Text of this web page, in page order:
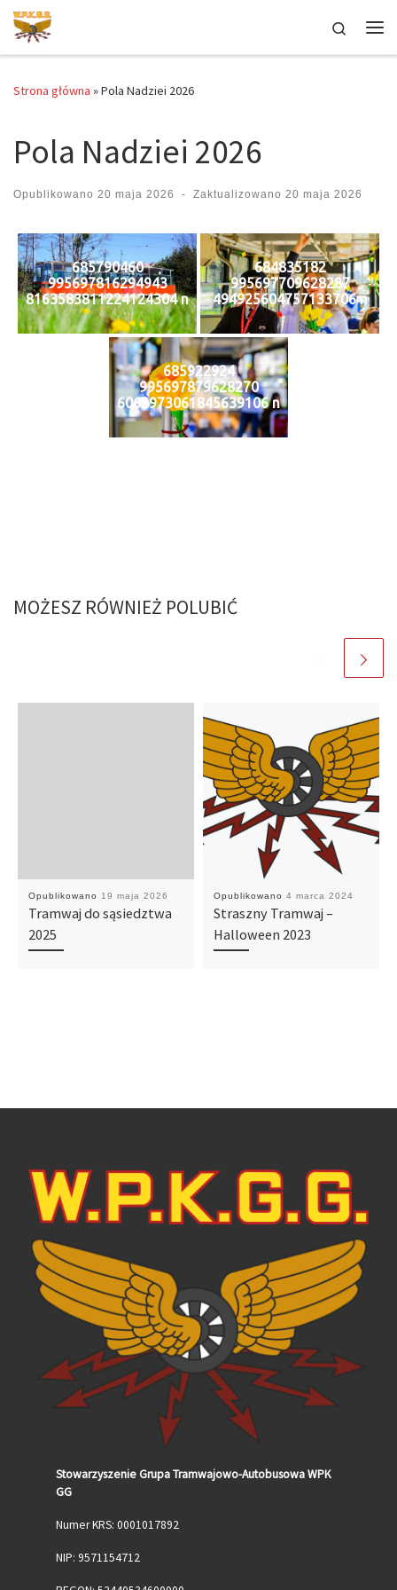
Przejdź do treści
Search
Strona główna »Pola Nadziei 2026
Pola Nadziei 2026
Opublikowano 20 maja 2026 - Zaktualizowano 20 maja 2026
685790460
995697816294943
8163583811224124304 n
684835182
995697709628287
494925604757133706 n
685922924
995697879628270
6063973061845639106 n
MOŻESZ RÓWNIEŻ POLUBIĆ
Opublikowano 19 maja 2026
Tramwaj do sąsiedztwa
2025
Opublikowano 4 marca 2024
Straszny Tramwaj –
Halloween 2023
Stowarzyszenie Grupa Tramwajowo-Autobusowa WPK
GG
Numer KRS: 0001017892
NIP: 9571154712